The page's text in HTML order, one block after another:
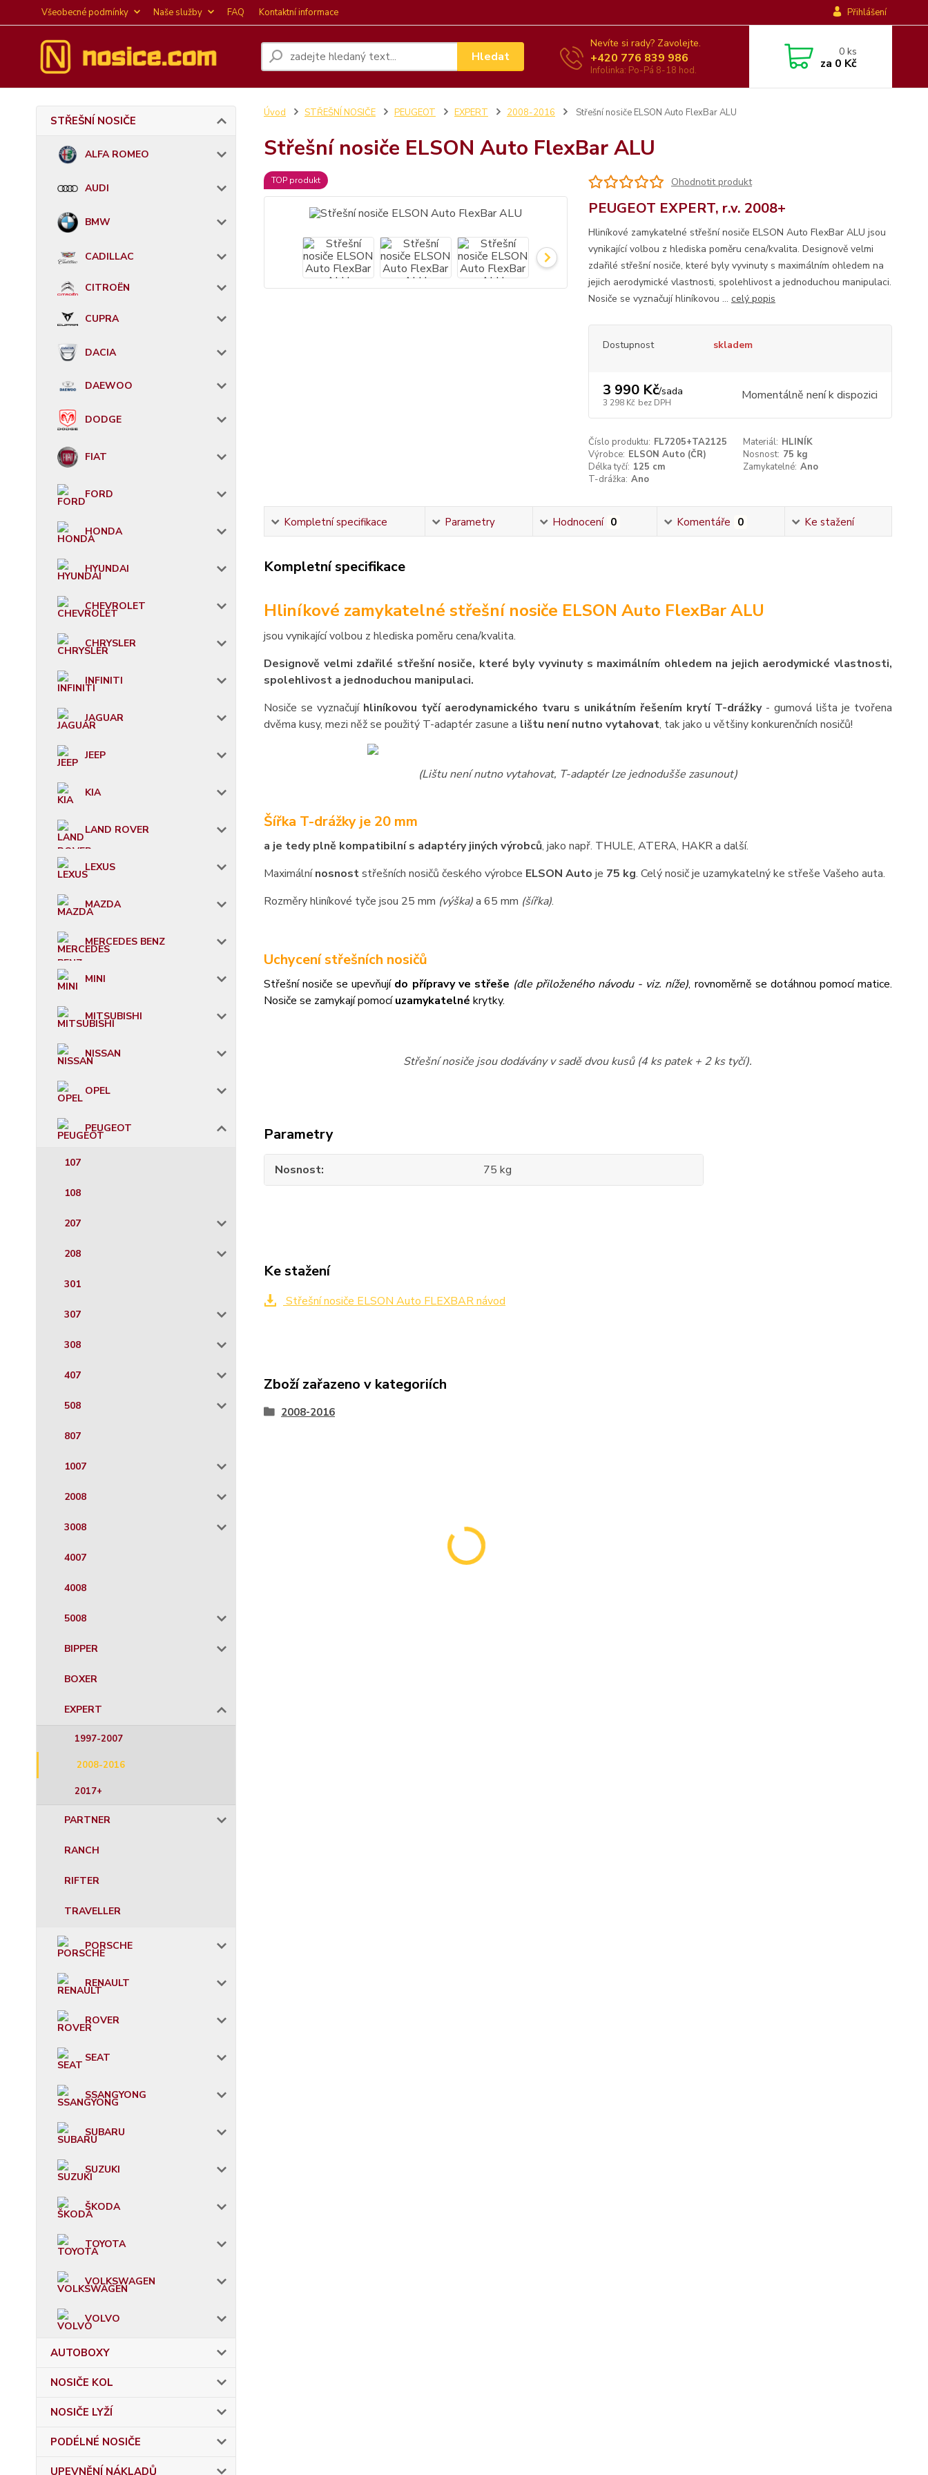
Všeobecné podmínky Naše služby FAQ Kontaktní informace Přihlášení
Hledat
Nevíte si rady? Zavolejte.
+420 776 839 986
Infolinka: Po-Pá 8-18 hod.
0ks
za 0 Kč
STŘEŠNÍ NOSIČE
ALFA ROMEO
AUDI
BMW
CADILLAC
CITROËN
CUPRA
DACIA
DAEWOO
DODGE
FIAT
FORD
HONDA
HYUNDAI
CHEVROLET
CHRYSLER
INFINITI
JAGUAR
JEEP
KIA
LAND ROVER
LEXUS
MAZDA
MERCEDES BENZ
MINI
MITSUBISHI
NISSAN
OPEL
PEUGEOT
107
108
207
208
301
307
308
407
508
807
1007
2008
3008
4007
4008
5008
BIPPER
BOXER
EXPERT
1997-2007
2008-2016
2017+
PARTNER
RANCH
RIFTER
TRAVELLER
PORSCHE
RENAULT
ROVER
SEAT
SSANGYONG
SUBARU
SUZUKI
ŠKODA
TOYOTA
VOLKSWAGEN
VOLVO
AUTOBOXY
NOSIČE KOL
NOSIČE LYŽÍ
PODÉLNÉ NOSIČE
UPEVNĚNÍ NÁKLADŮ
Úvod STŘEŠNÍ NOSIČE PEUGEOT EXPERT 2008-2016 Střešní nosiče ELSON Auto FlexBar ALU
Střešní nosiče ELSON Auto FlexBar ALU
TOP produkt Ohodnotit produkt
PEUGEOT EXPERT, r.v. 2008+
Hliníkové zamykatelné střešní nosiče ELSON Auto FlexBar ALU jsou
vynikající volbou z hlediska poměru cena/kvalita. Designově velmi
zdařilé střešní nosiče, které byly vyvinuty s maximálním ohledem na
jejich aerodymické vlastnosti, spolehlivost a jednoduchou manipulaci.
Nosiče se vyznačují hliníkovou ... celý popis
Dostupnost skladem
3 990 Kč/sada
3 298 Kč bez DPH Momentálně není k dispozici
Číslo produktu: FL7205+TA2125 Materiál: HLINÍK
Výrobce: ELSON Auto (ČR) Nosnost: 75 kg
Délka tyčí: 125 cm Zamykatelné: Ano
T-drážka: Ano
Kompletní specifikace Parametry Hodnocení 0 Komentáře 0 Ke stažení
Kompletní specifikace
Hliníkové zamykatelné střešní nosiče ELSON Auto FlexBar ALU
jsou vynikající volbou z hlediska poměru cena/kvalita.
Designově velmi zdařilé střešní nosiče, které byly vyvinuty s maximálním ohledem na jejich aerodymické vlastnosti,
spolehlivost a jednoduchou manipulaci.
Nosiče se vyznačují hliníkovou tyčí aerodynamického tvaru s unikátním řešením krytí T-drážky- gumová lišta je tvořena
dvěma kusy, mezi něž se použitý T-adaptér zasune a lištu není nutno vytahovat, tak jako u většiny konkurenčních nosičů!
(Lištu není nutno vytahovat, T-adaptér lze jednodušše zasunout)
Šířka T-drážky je 20 mm
a je tedy plně kompatibilní s adaptéry jiných výrobců, jako např. THULE, ATERA, HAKR a další.
Maximálnínosnoststřešních nosičů českého výrobce ELSON Auto je 75 kg. Celý nosič je uzamykatelný ke střeše Vašeho auta.
Rozměry hliníkové tyče jsou 25 mm (výška)a 65 mm (šířka).
Uchycení střešních nosičů
Střešní nosiče se upevňují do přípravy ve střeše (dle přiloženého návodu - viz. níže), rovnoměrně se dotáhnou pomocí matice.
Nosiče se zamykají pomocíuzamykatelné krytky.
Střešní nosiče jsou dodávány v sadě dvou kusů (4 ks patek + 2 ks tyčí).
Parametry
Nosnost 75 kg
Ke stažení
Střešní nosiče ELSON Auto FLEXBAR návod
Zboží zařazeno v kategoriích
2008-2016